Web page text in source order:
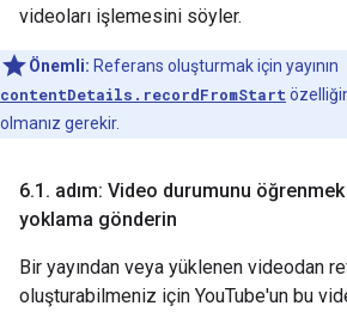
videoları işlemesini söyler.
Önemli: Referans oluşturmak için yayının
contentDetails.recordFromStart
olmanız gerekir.
6.1 . adım: Video durumunu
yoklama gönderin
Bir yayından veya yüklenen videodan
oluşturabilmeniz için YouTube'un bu